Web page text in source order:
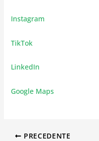
Instagram
TikTok
LinkedIn
Google Maps
PRECEDENTE